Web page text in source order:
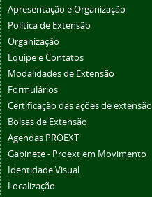
Apresentação e Organização
Política de Extensão
Organização
Equipe e Contatos
Modalidades de Extensão
Formulários
Certificação das ações de extensão
Bolsas de Extensão
Agendas PROEXT
Gabinete - Proext em Movimento
Identidade Visual
Localização